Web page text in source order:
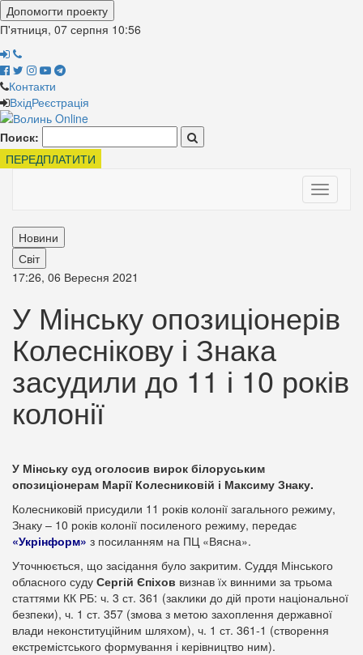
Допомогти проекту
П'ятниця, 07 серпня 10:56
Контакти
ВхідРеєстрація
Поиск:
ПЕРЕДПЛАТИТИ
Toggle
Новини
Світ
17:26, 06 Вересня 2021
У Мінську опозиціонерів
Колеснікову і Знака
засудили до 11 і 10 років
колонії
У Мінську суд оголосив вирок білоруським
опозиціонерам Марії Колесниковій і Максиму Знаку.
Колесниковій присудили 11 років колонії загального режиму,
Знаку – 10 років колонії посиленого режиму, передає
«Укрінформ» з посиланням на ПЦ «Вясна».
Уточнюється, що засідання було закритим. Суддя Мінського
обласного суду Сергій Єпіхов визнав їх винними за трьома
статтями КК РБ: ч. 3 ст. 361 (заклики до дій проти національної
безпеки), ч. 1 ст. 357 (змова з метою захоплення державної
влади неконституційним шляхом), ч. 1 ст. 361-1 (створення
екстремістського формування і керівництво ним).